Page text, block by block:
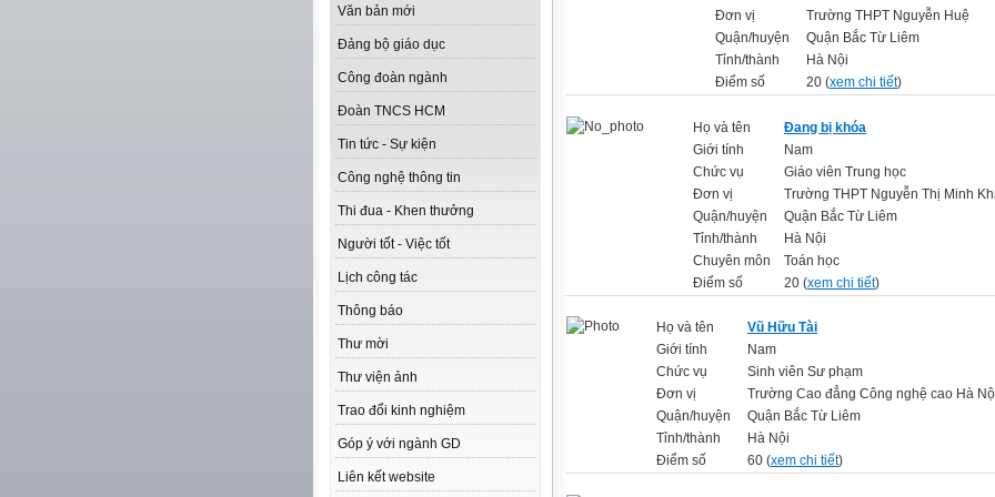
Văn bản mới
Đảng bộ giáo dục
Công đoàn ngành
Đoàn TNCS HCM
Tin tức - Sự kiện
Công nghệ thông tin
Thi đua - Khen thưởng
Người tốt - Việc tốt
Lịch công tác
Thông báo
Thư mời
Thư viện ảnh
Trao đổi kinh nghiệm
Góp ý với ngành GD
Liên kết website
Đơn vị
Trường THPT Nguyễn Huệ
Quận/huyện
Quận Bắc Từ Liêm
Tỉnh/thành
Hà Nội
Điểm số
20 (xem chi tiết)
Họ và tên
Đang bị khóa
Giới tính
Nam
Chức vụ
Giáo viên Trung học
Đơn vị
Trường THPT Nguyễn Thị Minh
Quận/huyện
Quận Bắc Từ Liêm
Tỉnh/thành
Hà Nội
Chuyên môn
Toán học
Điểm số
20 (xem chi tiết)
Họ và tên
Vũ Hữu Tài
Giới tính
Nam
Chức vụ
Sinh viên Sư phạm
Đơn vị
Trường Cao đẳng Công nghệ cao Hà
Quận/huyện
Quận Bắc Từ Liêm
Tỉnh/thành
Hà Nội
Điểm số
60 (xem chi tiết)